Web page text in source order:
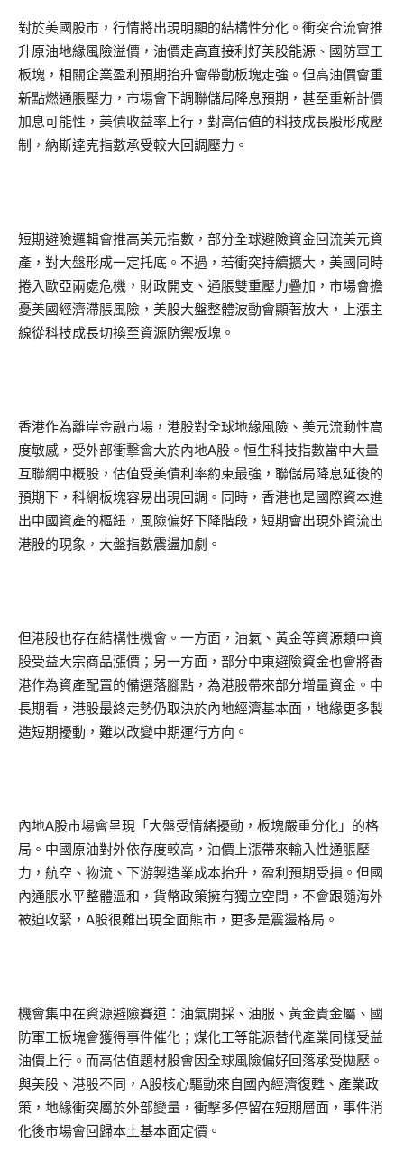
對於美國股市，行情將出現明顯的結構性分化。衝突合流會推
升原油地緣風險溢價，油價走高直接利好美股能源、國防軍工
板塊，相關企業盈利預期抬升會帶動板塊走強。但高油價會重
新點燃通脹壓力，市場會下調聯儲局降息預期，甚至重新計價
加息可能性，美債收益率上行，對高估值的科技成長股形成壓
制，納斯達克指數承受較大回調壓力。
短期避險邏輯會推高美元指數，部分全球避險資金回流美元資
產，對大盤形成一定托底。不過，若衝突持續擴大，美國同時
捲入歐亞兩處危機，財政開支、通脹雙重壓力疊加，市場會擔
憂美國經濟滯脹風險，美股大盤整體波動會顯著放大，上漲主
線從科技成長切換至資源防禦板塊。
香港作為離岸金融市場，港股對全球地緣風險、美元流動性高
度敏感，受外部衝擊會大於內地A股。恒生科技指數當中大量
互聯網中概股，估值受美債利率約束最強，聯儲局降息延後的
預期下，科網板塊容易出現回調。同時，香港也是國際資本進
出中國資產的樞紐，風險偏好下降階段，短期會出現外資流出
港股的現象，大盤指數震盪加劇。
但港股也存在結構性機會。一方面，油氣、黃金等資源類中資
股受益大宗商品漲價；另一方面，部分中東避險資金也會將香
港作為資產配置的備選落腳點，為港股帶來部分增量資金。中
長期看，港股最終走勢仍取決於內地經濟基本面，地緣更多製
造短期擾動，難以改變中期運行方向。
內地A股市場會呈現「大盤受情緒擾動，板塊嚴重分化」的格
局。中國原油對外依存度較高，油價上漲帶來輸入性通脹壓
力，航空、物流、下游製造業成本抬升，盈利預期受損。但國
內通脹水平整體溫和，貨幣政策擁有獨立空間，不會跟隨海外
被迫收緊，A股很難出現全面熊市，更多是震盪格局。
機會集中在資源避險賽道：油氣開採、油服、黃金貴金屬、國
防軍工板塊會獲得事件催化；煤化工等能源替代產業同樣受益
油價上行。而高估值題材股會因全球風險偏好回落承受拋壓。
與美股、港股不同，A股核心驅動來自國內經濟復甦、產業政
策，地緣衝突屬於外部變量，衝擊多停留在短期層面，事件消
化後市場會回歸本土基本面定價。